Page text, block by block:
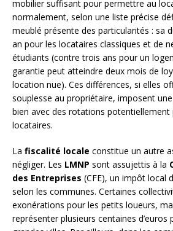
mobilier suffisant pour permettre au
normalement, selon une liste précise
meublé présente des particularités : sa
an pour les locataires classiques et de
étudiants (contre trois ans pour un
garantie peut atteindre deux mois de
location nue). Ces différences, si elles
souplesse au propriétaire, imposent
bien avec des rotations potentiellement
locataires.
La fiscalité locale constitue un autre
négliger. Les LMNP sont assujettis à la
des Entreprises (CFE), un impôt local
selon les communes. Certaines
exonérations pour les petits loueurs,
représenter plusieurs centaines d’euros